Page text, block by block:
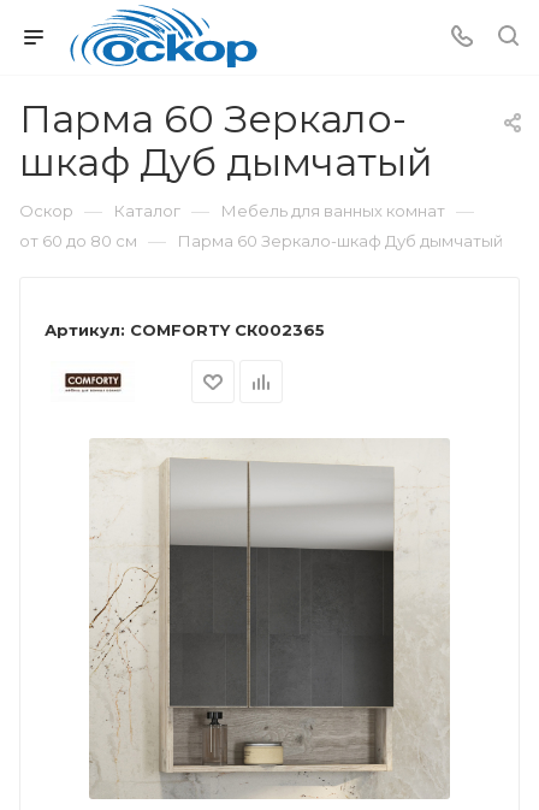
Парма 60 Зеркало-
шкаф Дуб дымчатый
Оскор — Каталог — Мебель для ванных комнат —
от 60 до 80 см — Парма 60 Зеркало-шкаф Дуб дымчатый
Артикул: COMFORTY СК002365